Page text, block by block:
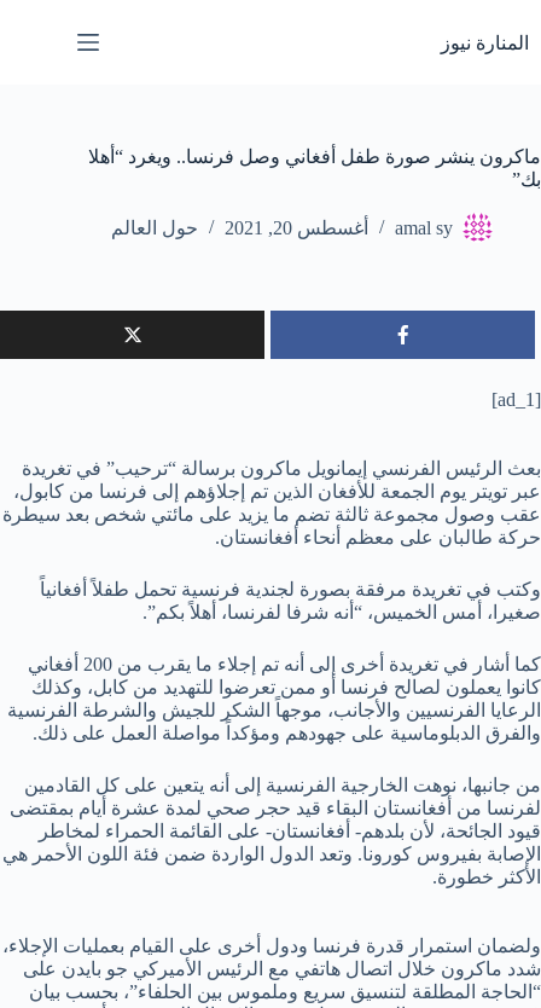
إلى
المحتوى
المنارة نيوز
ماكرون ينشر صورة طفل أفغاني وصل فرنسا.. ويغرد “أهلا
بك”
amal sy أغسطس 20, 2021 حول العالم
[ad_1]
بعث الرئيس الفرنسي إيمانويل ماكرون برسالة “ترحيب” في تغريدة
عبر تويتر يوم الجمعة للأفغان الذين تم إجلاؤهم إلى فرنسا من كابول،
عقب وصول مجموعة ثالثة تضم ما يزيد على مائتي شخص بعد سيطرة
حركة طالبان على معظم أنحاء أفغانستان.
وكتب في تغريدة مرفقة بصورة لجندية فرنسية تحمل طفلاً أفغانياً
صغيرا، أمس الخميس، “أنه شرفا لفرنسا، أهلاً بكم”.
كما أشار في تغريدة أخرى إلى أنه تم إجلاء ما يقرب من 200 أفغاني
كانوا يعملون لصالح فرنسا أو ممن تعرضوا للتهديد من كابل، وكذلك
الرعايا الفرنسيين والأجانب، موجهاً الشكر للجيش والشرطة الفرنسية
والفرق الدبلوماسية على جهودهم ومؤكداً مواصلة العمل على ذلك.
من جانبها، نوهت الخارجية الفرنسية إلى أنه يتعين على كل القادمين
لفرنسا من أفغانستان البقاء قيد حجر صحي لمدة عشرة أيام بمقتضى
قيود الجائحة، لأن بلدهم- أفغانستان- على القائمة الحمراء لمخاطر
الإصابة بفيروس كورونا. وتعد الدول الواردة ضمن فئة اللون الأحمر هي
الأكثر خطورة.
ولضمان استمرار قدرة فرنسا ودول أخرى على القيام بعمليات الإجلاء،
شدد ماكرون خلال اتصال هاتفي مع الرئيس الأميركي جو بايدن على
“الحاجة المطلقة لتنسيق سريع وملموس بين الحلفاء”، بحسب بيان